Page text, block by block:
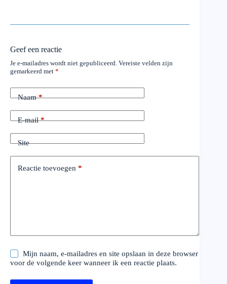
Geef een reactie
Je e-mailadres wordt niet gepubliceerd. Vereiste velden zijn
gemarkeerd met *
Naam*
E-mail*
Site
Reactie toevoegen *
Mijn naam, e-mailadres en site opslaan in deze browser
voor de volgende keer wanneer ik een reactie plaats.